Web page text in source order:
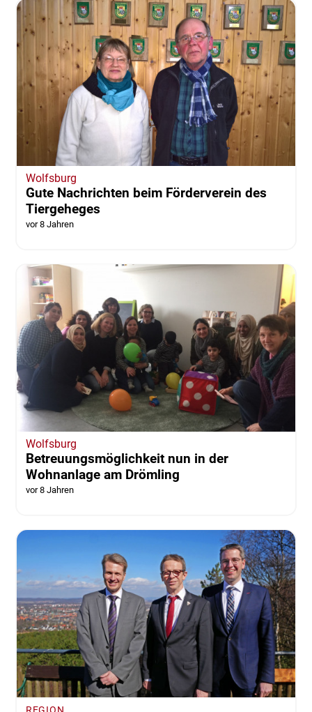
Wolfsburg
Gute Nachrichten beim Förderverein des
Tiergeheges
vor 8 Jahren
Wolfsburg
Betreuungsmöglichkeit nun in der
Wohnanlage am Drömling
vor 8 Jahren